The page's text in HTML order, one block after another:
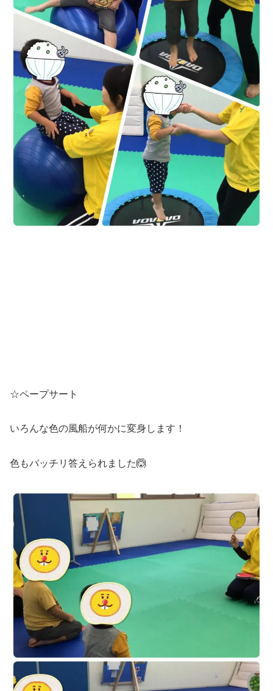
☆ペープサート
いろんな色の風船が何かに変身します！
色もバッチリ答えられました🙆